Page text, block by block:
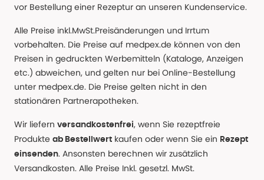
vor Bestellung einer Rezeptur an unseren Kundenservice.
Alle Preise inkl.MwSt.Preisänderungen und Irrtum
vorbehalten. Die Preise auf medpex.de können von den
Preisen in gedruckten Werbemitteln (Kataloge, Anzeigen
etc.) abweichen, und gelten nur bei Online-Bestellung
unter medpex.de. Die Preise gelten nicht in den
stationären Partnerapotheken.
Wir liefern versandkostenfrei, wenn Sie rezeptfreie
Produkte ab Bestellwert kaufen oder wenn Sie ein Rezept
einsenden. Ansonsten berechnen wir zusätzlich
Versandkosten. Alle Preise Inkl. gesetzl. MwSt.